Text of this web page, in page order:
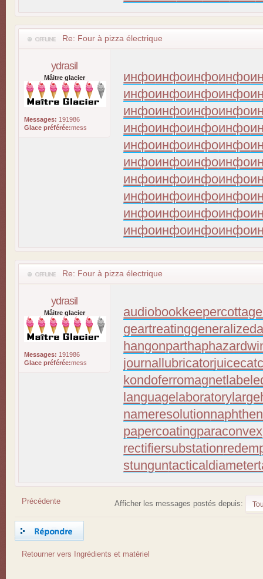
Re: Four à pizza électrique
ydrasil
Mâitre glacier
Messages: 191986
Glace préférée:mess
инфоинфоинфоинфо
инфоинфоинфоинфо
инфоинфоинфоинфо
инфоинфоинфоинфо
инфоинфоинфоинфо
инфоинфоинфоинфо
инфоинфоинфоинфо
инфоинфоинфоинфо
инфоинфоинфоинфо
инфоинфоинфоинфо
Re: Four à pizza électrique
ydrasil
Mâitre glacier
Messages: 191986
Glace préférée:mess
audiobookkeeper
geartreating
hangonpart
journallubricator
kondoferromagnet
languagelaboratory
nameresolution
papercoating
rectifiersubstation
stunguntacticaldiameter
Précédente Afficher les messages postés depuis:
Retourner vers Ingrédients et matériel